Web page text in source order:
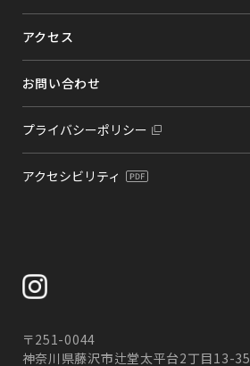
アクセス
お問い合わせ
プライバシーポリシー
アクセシビリティ
〒251-0044
神奈川県藤沢市辻堂太平台2丁目13-35